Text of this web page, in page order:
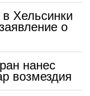
Хельсинки
о
нанес
возмездия